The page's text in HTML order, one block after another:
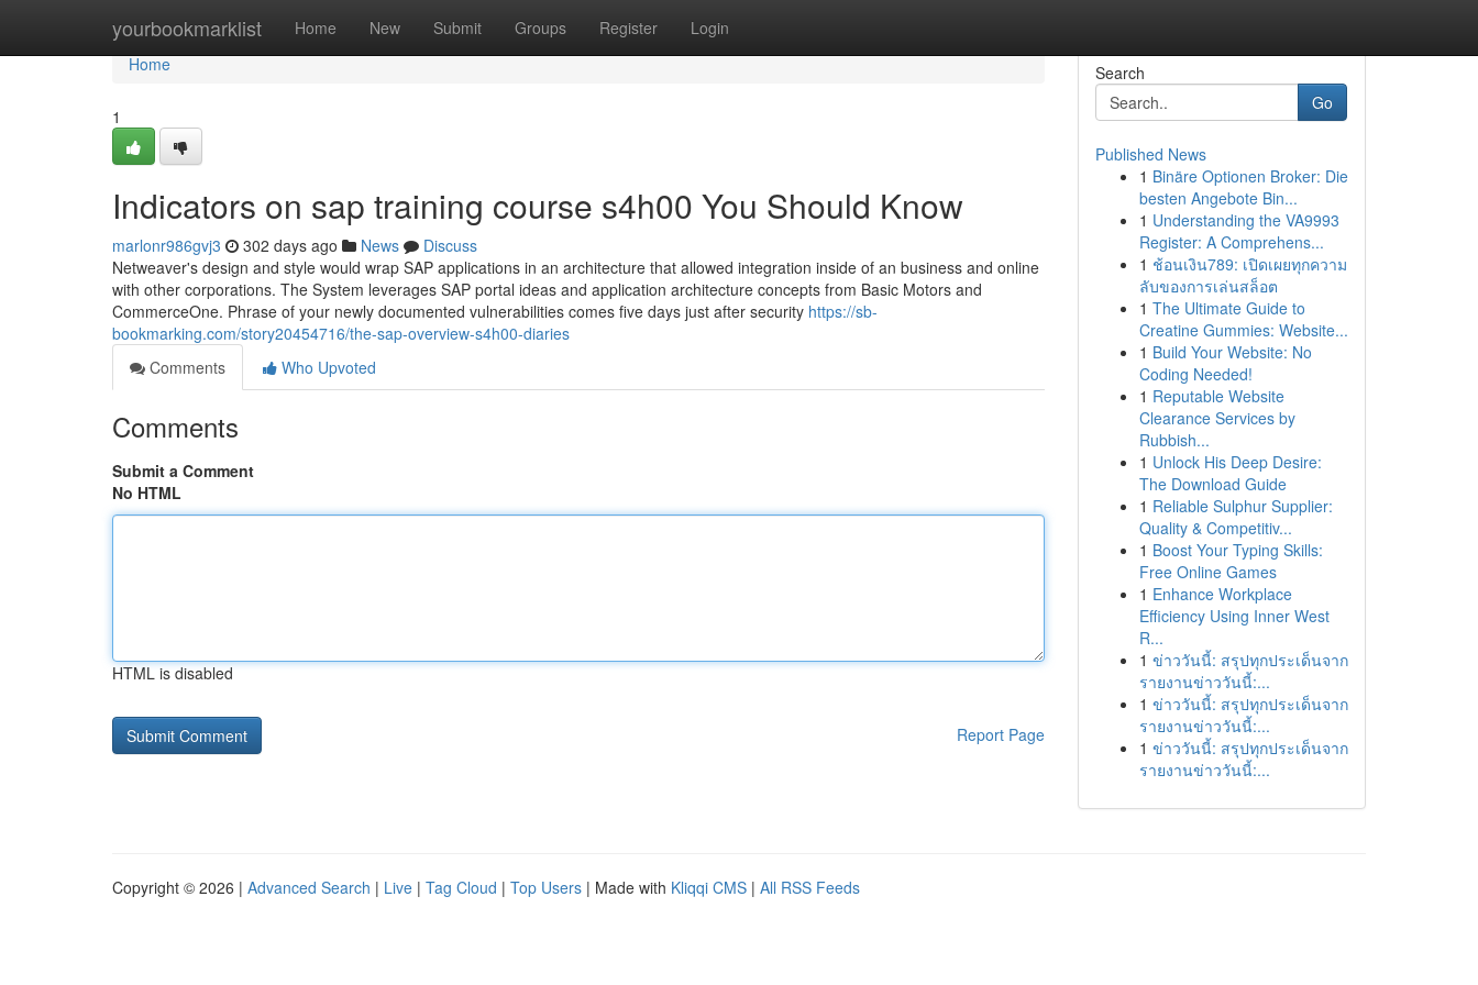
yourbookmarklist Home New Submit Groups Register Login
Home
Home
1
Indicators on sap training course s4h00 You Should Know
marlonr986gvj3 302 days ago News
Discuss
Netweaver's design and style would wrap SAP applications in an architecture that allowed integration inside of an business and online
with other corporations. The System leverages SAP portal ideas and application architecture concepts from Basic Motors and
CommerceOne. Phrase of your newly documented vulnerabilities comes five days just after security https://sb-
bookmarking.com/story20454716/the-sap-overview-s4h00-diaries
Comments
Who Upvoted
Comments
Submit a Comment
No HTML
HTML is disabled
Report Page
Search
Go
Published News
1 Binäre Optionen Broker: Die
besten Angebote Bin...
1 Understanding the VA9993
Register: A Comprehens...
1 ช้อนเงิน789: เปิดเผยทุกความ
ลับของการเล่นสล็อต
1 The Ultimate Guide to
Creatine Gummies: Website...
1 Build Your Website: No
Coding Needed!
1 Reputable Website
Clearance Services by
Rubbish...
1 Unlock His Deep Desire:
The Download Guide
1 Reliable Sulphur Supplier:
Quality & Competitiv...
1 Boost Your Typing Skills:
Free Online Games
1 Enhance Workplace
Efficiency Using Inner West
R...
1 ข่าววันนี้: สรุปทุกประเด็นจาก
รายงานข่าววันนี้:...
1 ข่าววันนี้: สรุปทุกประเด็นจาก
รายงานข่าววันนี้:...
1 ข่าววันนี้: สรุปทุกประเด็นจาก
รายงานข่าววันนี้:...
Copyright © 2026 | Advanced Search | Live | Tag Cloud | Top Users | Made with Kliqqi CMS | All RSS Feeds